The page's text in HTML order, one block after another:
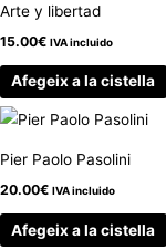
Arte y libertad
15.00€ IVA incluido
Afegeix a la cistella
Pier Paolo Pasolini
20.00€ IVA incluido
Afegeix a la cistella